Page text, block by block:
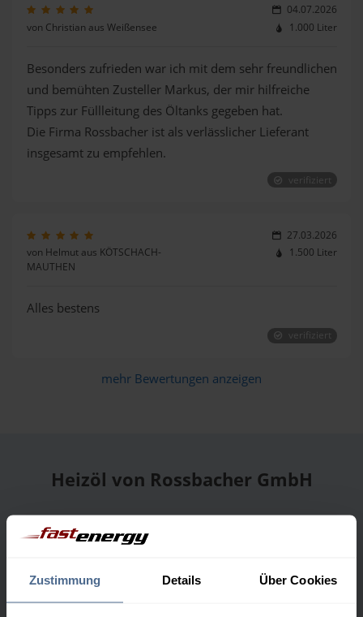
Zustimmung Details Über Cookies
04.07.2026
von Christian aus Weißensee
1.000 Liter
Besonders zufrieden war ich mit dem sehr freundlichen
und bemühten Zusteller Markus, der mir hilfreiche
Tipps zur Füllleitung des Öltanks gegeben hat.
Die Firma Rossbacher ist als verlässlicher Lieferant
insgesamt zu empfehlen.
verifiziert
27.03.2026
von Helmut aus KÖTSCHACH-
MAUTHEN
1.500 Liter
Alles bestens
verifiziert
mehr Bewertungen anzeigen
Heizöl von Rossbacher GmbH
Liefergebiet